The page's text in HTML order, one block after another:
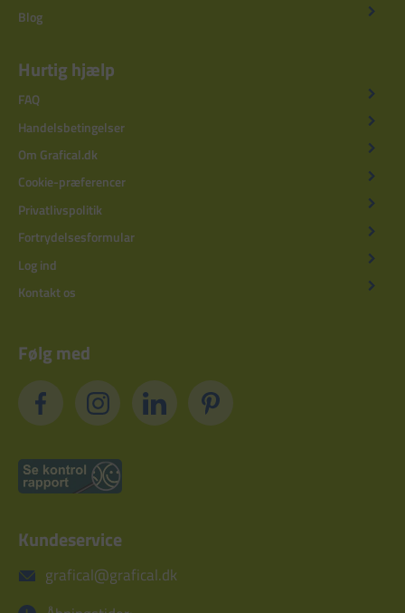
Blog
Hurtig hjælp
FAQ
Handelsbetingelser
Om Grafical.dk
Cookie-præferencer
Privatlivspolitik
Fortrydelsesformular
Log ind
Kontakt os
Følg med
Kundeservice
grafical@grafical.dk